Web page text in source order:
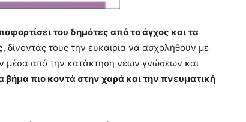
του δημότες από το άγχος και τα
, δίνοντάς τους την ευκαιρία να ασχοληθούν με
μέσα από την κατάκτηση νέων γνώσεων και
πιο κοντά στην χαρά και την πνευματική